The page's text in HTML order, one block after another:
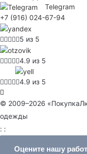
Telegram
+7 (916) 024-67-94
5 из 5
4.9 из 5
4.9 из 5
© 2009–2026
одежды
: :
Оцените нашу